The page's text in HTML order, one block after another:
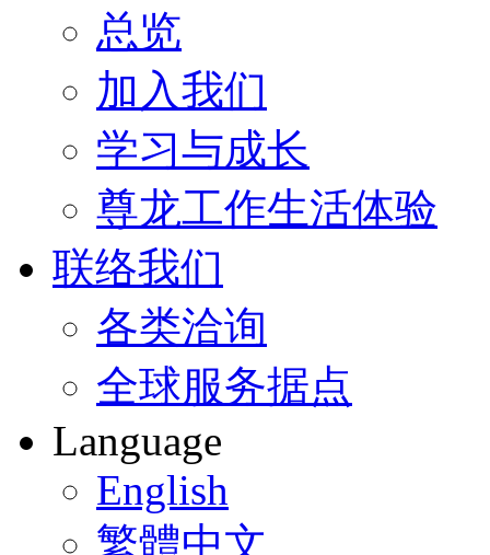
总览
加入我们
学习与成长
尊龙工作生活体验
联络我们
各类洽询
全球服务据点
Language
English
繁體中文